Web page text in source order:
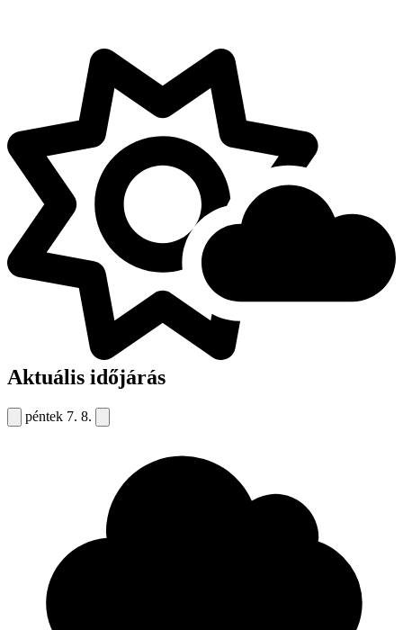
Aktuális időjárás
péntek 7. 8.